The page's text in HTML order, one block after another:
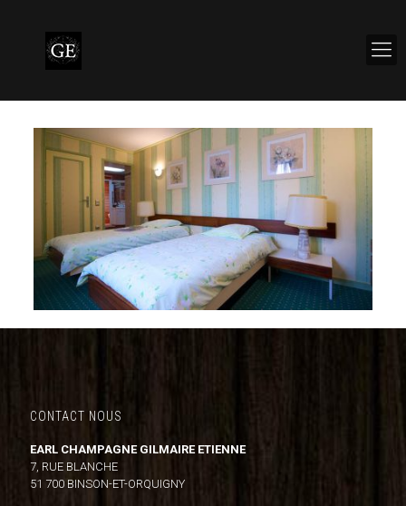
CONTACT NOUS
EARL CHAMPAGNE GILMAIRE ETIENNE
7, RUE BLANCHE
51 700 BINSON-ET-ORQUIGNY